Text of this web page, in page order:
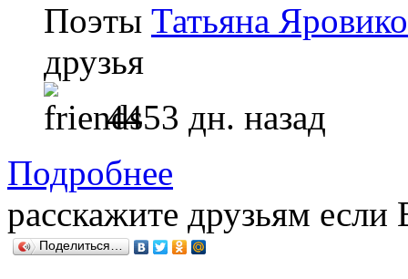
Поэты Татьяна
друзья
4453 дн. назад
Подробнее
расскажите друзьям
Поделиться…